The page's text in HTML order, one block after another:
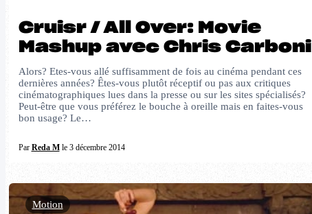
Cruisr / All Over: Movie
Mashup avec Chris Carboni
Alors? Etes-vous allé suffisamment de fois au cinéma pendant ces
dernières années? Êtes-vous plutôt réceptif ou pas aux critiques
cinématographiques lues dans la presse ou sur les sites spécialisés?
Peut-être que vous préférez le bouche à oreille mais en faites-vous
bon usage? Le…
Par Reda Mle 3 décembre 2014
Motion